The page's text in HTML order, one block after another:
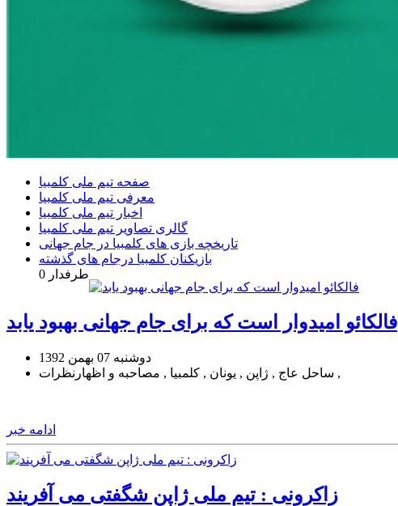
صفحه تیم ملی کلمبیا
معرفی تیم ملی کلمبیا
اخبار تیم ملی کلمبیا
گالری تصاویر تیم ملی کلمبیا
تاریخچه بازی های کلمبیا در جام جهانی
بازیکنان کلمبیا درجام های گذشته
0 طرفدار
فالکائو امیدوار است که برای جام جهانی بهبود یابد
دوشنبه 07 بهمن 1392
ساحل عاج , ژاپن , یونان , کلمبیا , مصاحبه و اظهارنظرات ,
ادامه خبر
زاکرونی : تیم ملی ژاپن شگفتی می آفریند